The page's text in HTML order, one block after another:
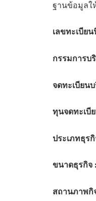
ฐานข้อมูลใ
เลขทะเบีย
กรรมการบ
จดทะเบียน
ทุนจดทะเบี
ประเภทธุร
ขนาดธุรกิจ :
สถานภาพกิ